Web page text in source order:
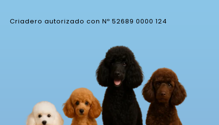
Criadero autorizado con Nº 52689 0000 124